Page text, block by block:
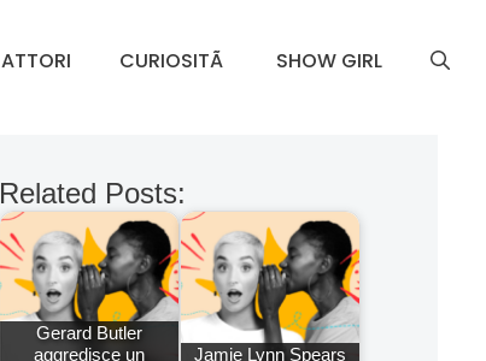
ATTORI CURIOSITÃ SHOW GIRL
Related Posts:
Gerard Butler
aggredisce un
Jamie Lynn Spears